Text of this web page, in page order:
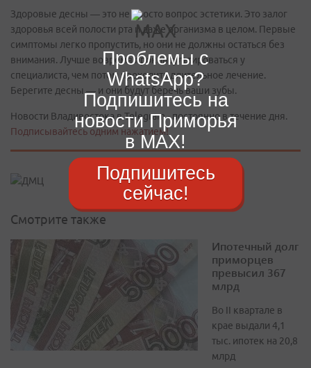
Здоровые десны — это не просто вопрос эстетики. Это залог
здоровья всей полости рта и даже организма в целом. Первые
симптомы легко пропустить, но они не должны остаться без
внимания. Лучше вовремя проконсультироваться у
специалиста, чем потом проходить длительное лечение.
Берегите десны — и они будут беречь ваши зубы.
Новости Владивостока в Telegram - постоянно в течение дня.
Подписывайтесь одним нажатием!
Смотрите также
Ипотечный долг
приморцев
превысил 367
млрд
Во II квартале в
крае выдали 4,1
тыс. ипотек на 20,8
млрд
Проблемы с
WhatsApp?
Подпишитесь на
новости Приморья
в MAX!
Подпишитесь
сейчас!